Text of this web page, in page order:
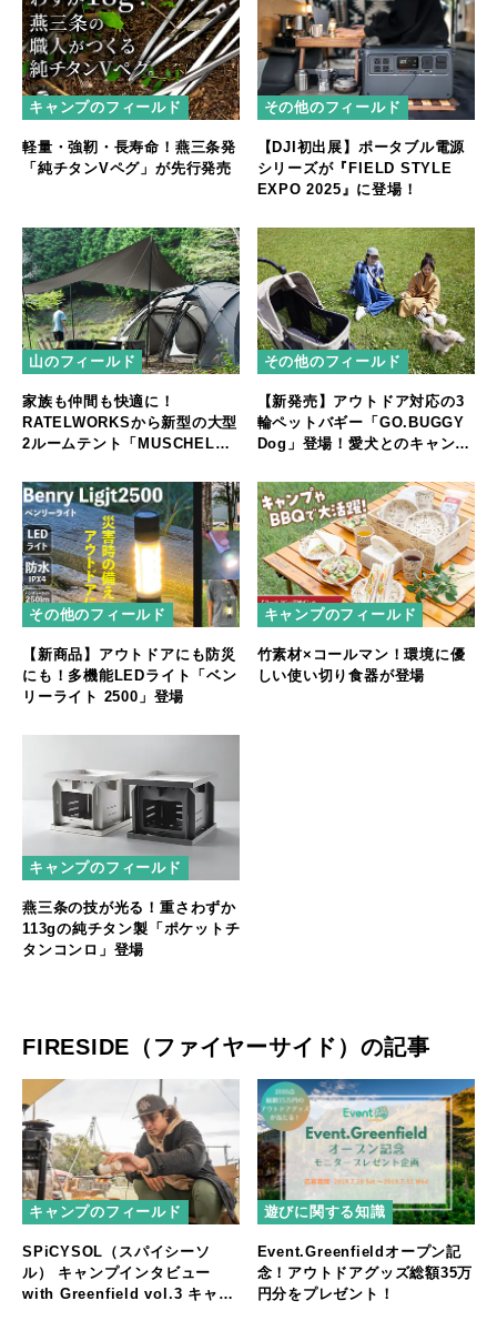
キャンプのフィールド
軽量・強靭・長寿命！燕三条発
「純チタンVペグ」が先行発売
その他のフィールド
【DJI初出展】ポータブル電源
シリーズが『FIELD STYLE
EXPO 2025』に登場！
山のフィールド
家族も仲間も快適に！
RATELWORKSから新型の大型
2ルームテント「MUSCHEL」
その他のフィールド
【新発売】アウトドア対応の3
輪ペットバギー「GO.BUGGY
Dog」登場！愛犬とのキャンプ
その他のフィールド
【新商品】アウトドアにも防災
にも！多機能LEDライト「ベン
リーライト 2500」登場
キャンプのフィールド
竹素材×コールマン！環境に優
しい使い切り食器が登場
キャンプのフィールド
燕三条の技が光る！重さわずか
113gの純チタン製「ポケットチ
タンコンロ」登場
FIRESIDE（ファイヤーサイド）の記事
キャンプのフィールド
SPiCYSOL（スパイシーソ
ル） キャンプインタビュー
with Greenfield vol.3 キャン
遊びに関する知識
Event.Greenfieldオープン記
念！アウトドアグッズ総額35万
円分をプレゼント！